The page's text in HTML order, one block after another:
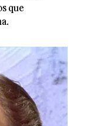
que